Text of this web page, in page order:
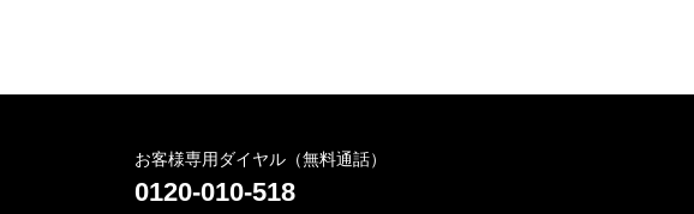
お客様専用ダイヤル（無料通話）
0120-010-518